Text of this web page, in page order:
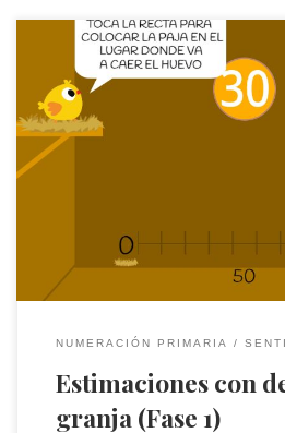
Fíjate en el número y toca la recta
NUMERACIÓN PRIMARIA
Estimaciones con
granja (Fase 1)